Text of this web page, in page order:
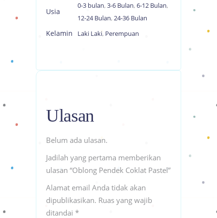
Usia
0-3 bulan, 3-6 Bulan, 6-12 Bulan,
12-24 Bulan, 24-36 Bulan
Kelamin Laki Laki, Perempuan
Ulasan
Belum ada ulasan.
Jadilah yang pertama memberikan
ulasan “Oblong Pendek Coklat Pastel”
Alamat email Anda tidak akan
dipublikasikan. Ruas yang wajib
ditandai *